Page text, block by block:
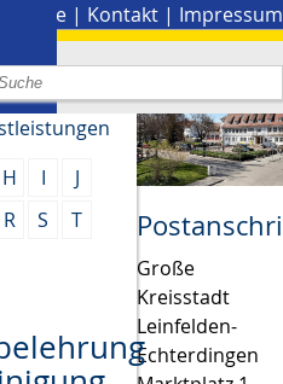
Presse | Kontakt | Impressum
H I
J
R S
T
Große
Kreisstadt
Leinfelden-
Echterdingen